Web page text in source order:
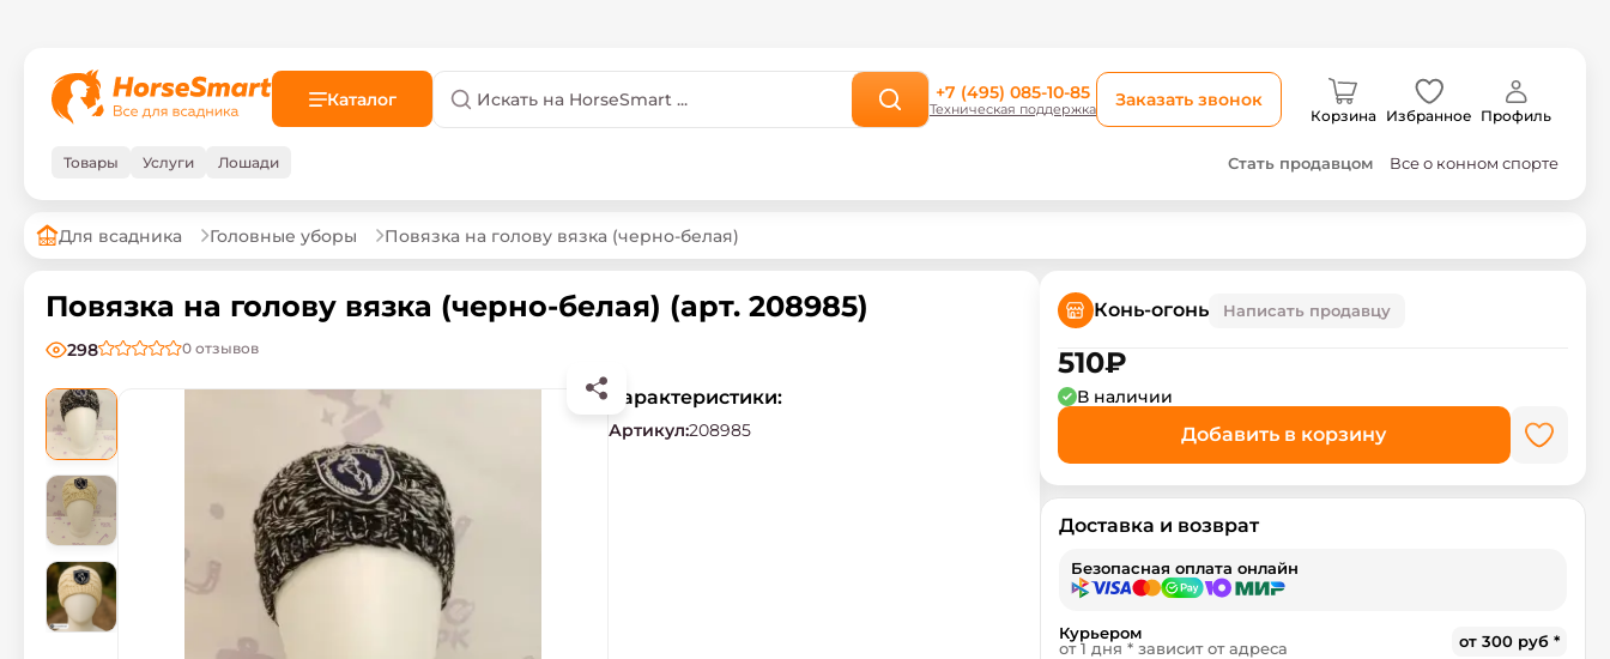
Каталог +7 (495) 085-10-85
Техническая поддержка Заказать звонок
Корзина Избранное Профиль
Товары Услуги Лошади Стать продавцом Все о конном спорте
Для всадника Головные уборы Повязка на голову вязка (черно-белая)
Повязка на голову вязка (черно-белая) (арт. 208985)
298 0 отзывов
Характеристики:
Артикул:208985
Конь-огонь Написать продавцу
510₽
В наличии
Добавить в корзину
Доставка и возврат
Безопасная оплата онлайн
Курьером
от 1 дня * зависит от адреса
от 300 руб *